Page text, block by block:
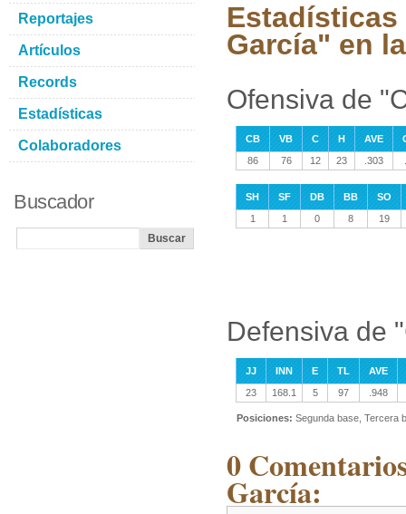
García" en
Ofensiva de
CB VB C H AVE
86
76 12 23 .303
SH SF DB BB
SO
1
1 0 8 19
Defensiva de
JJ INN E TL
AVE
23
168.1 5 97 .948
Posiciones: Segunda base, Tercera
0
García:
Reportajes
Artículos
Records
Estadísticas
Colaboradores
Buscador